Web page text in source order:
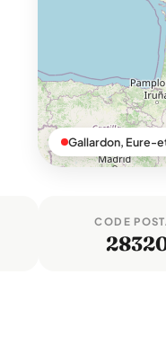
Gallardon, Eure-
CODE